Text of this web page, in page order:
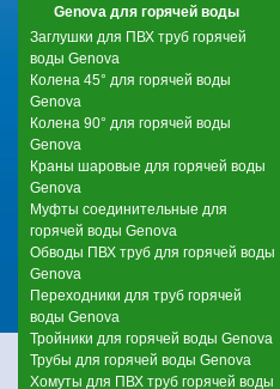
Genova для горячей воды
Заглушки для ПВХ труб горячей
воды Genova
Колена 45° для горячей воды
Genova
Колена 90° для горячей воды
Genova
Краны шаровые для горячей воды
Genova
Муфты соединительные для
горячей воды Genova
Обводы ПВХ труб для горячей воды
Genova
Переходники для труб горячей
воды Genova
Тройники для горячей воды Genova
Трубы для горячей воды Genova
Хомуты для ПВХ труб горячей воды